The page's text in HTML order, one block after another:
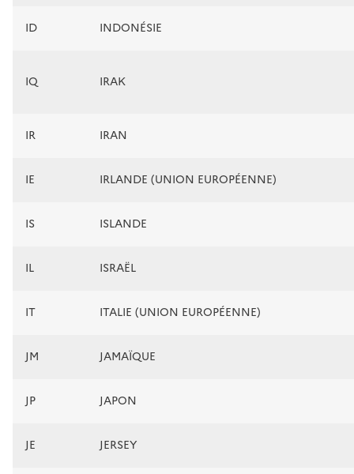
ID INDONÉSIE
IQ IRAK
IR IRAN
IE IRLANDE (UNION EUROPÉENNE)
IS ISLANDE
IL ISRAËL
IT ITALIE (UNION EUROPÉENNE)
JM JAMAÏQUE
JP JAPON
JE JERSEY